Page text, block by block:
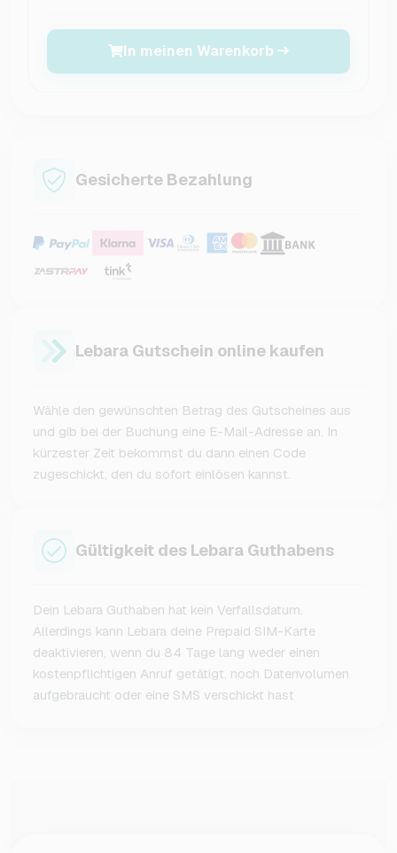
In meinen Warenkorb
Gesicherte Bezahlung
Lebara Gutschein online kaufen
Wähle den gewünschten Betrag des Gutscheines aus
und gib bei der Buchung eine E-Mail-Adresse an. In
kürzester Zeit bekommst du dann einen Code
zugeschickt, den du sofort einlösen kannst.
Gültigkeit des Lebara Guthabens
Dein Lebara Guthaben hat kein Verfallsdatum.
Allerdings kann Lebara deine Prepaid SIM-Karte
deaktivieren, wenn du 84 Tage lang weder einen
kostenpflichtigen Anruf getätigt, noch Datenvolumen
aufgebraucht oder eine SMS verschickt hast